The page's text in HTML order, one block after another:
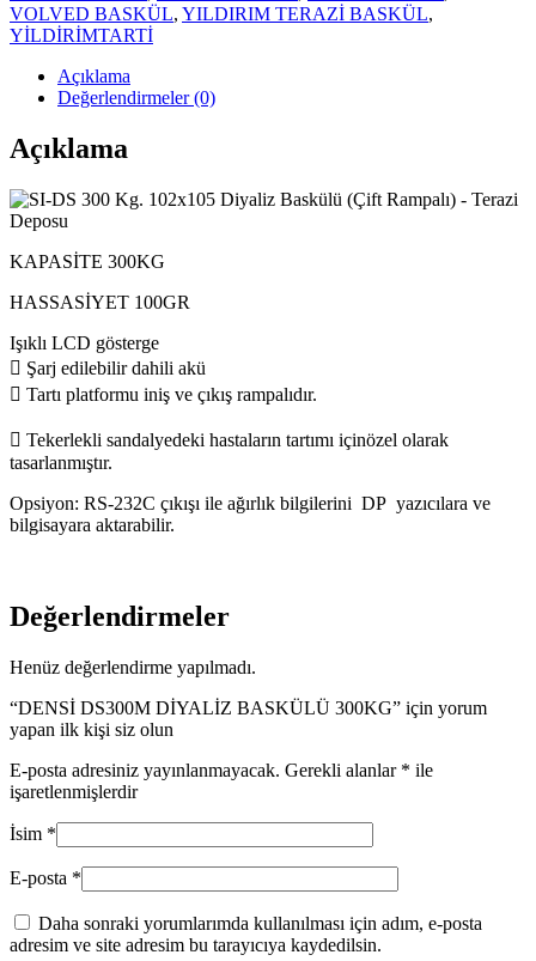
VOLVED BASKÜL, YILDIRIM TERAZİ BASKÜL,
YİLDİRİMTARTİ
Açıklama
Değerlendirmeler (0)
Açıklama
KAPASİTE 300KG
HASSASİYET 100GR
Işıklı LCD gösterge
 Şarj edilebilir dahili akü
 Tartı platformu iniş ve çıkış rampalıdır.
 Tekerlekli sandalyedeki hastaların tartımı içinözel olarak
tasarlanmıştır.
Opsiyon: RS-232C çıkışı ile ağırlık bilgilerini DP yazıcılara ve
bilgisayara aktarabilir.
Değerlendirmeler
Henüz değerlendirme yapılmadı.
“DENSİ DS300M DİYALİZ BASKÜLÜ 300KG” için yorum
yapan ilk kişi siz olun
E-posta adresiniz yayınlanmayacak. Gerekli alanlar * ile
işaretlenmişlerdir
İsim *
E-posta *
Daha sonraki yorumlarımda kullanılması için adım, e-posta
adresim ve site adresim bu tarayıcıya kaydedilsin.